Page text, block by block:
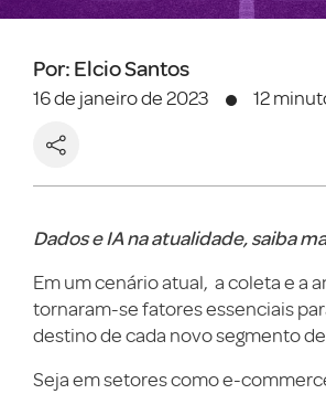
Por: Elcio Santos
16 de janeiro de 2023 12
Dados e IA na atualidade, saiba
Em um cenário atual, a coleta e a
tornaram-se fatores essenciais
destino de cada novo segmento
Seja em setores como e-